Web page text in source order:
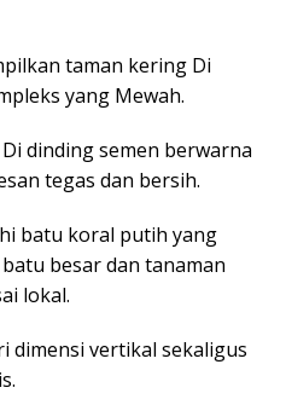
taman kering Di
yang Mewah.
dinding semen berwarna
tegas dan bersih.
batu koral putih yang
besar dan tanaman
lokal.
dimensi vertikal sekaligus